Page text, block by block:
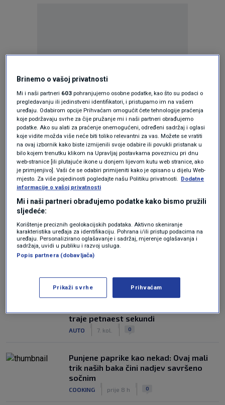
Auto koji stoji na suncu ne hladi se
traje petnaest sekundi
AUTO 7. kol. 0
Punjene paprike kao nekad: Ovaj mali
trik naših baka čini nadjev savršeno
sočnim
COOKING prije 8 h 0
Brinemo o vašoj privatnosti
Mi i naši partneri 603 pohranjujemo osobne podatke, kao što su podaci o
pregledavanju ili jedinstveni identifikatori, i pristupamo im na vašem
uređaju. Odabirom opcije Prihvaćam omogućit ćete tehnologije praćenja
koje podržavaju svrhe za čije pružanje mi i naši partneri obrađujemo
podatke. Ako su alati za praćenje onemogućeni, određeni sadržaj i oglasi
koje vidite možda više neće biti toliko relevantni za vas. Možete se vratiti
na ovaj izbornik kako biste izmijenili svoje odabire ili povukli pristanak u
bilo kojem trenutku klikom na Upravljaj postavkama poveznicu pri dnu
web-stranice [ili plutajuće ikone u donjem lijevom kutu web stranice, ako
je primjenjivo]. Vaši će se odabiri primijeniti kako je opisano u dijelu Web-
mjesto. Za više pojedinosti pogledajte našu Politiku privatnosti. Dodatne
informacije o vašoj privatnosti
Mi i naši partneri obrađujemo podatke kako bismo pružili
sljedeće:
Korištenje preciznih geolokacijskih podataka. Aktivno skeniranje
karakteristika uređaja za identifikaciju. Pohrana i/ili pristup podacima na
uređaju. Personalizirano oglašavanje i sadržaj, mjerenje oglašavanja i
sadržaja, uvidi u publiku i razvoj usluga.
Popis partnera (dobavljača)
Prikaži svrhe Prihvaćam